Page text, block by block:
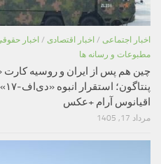
اخبار اجتماعی / اخبار اقتصادی / اخبار
مطبوعات و رسانه ها
چین هم پس از ایران و روسیه
اقیانوس آرام +عکس
مرداد 17, 1405